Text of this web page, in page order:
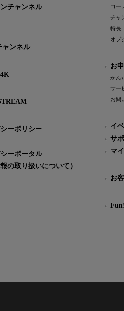
チャンネル
ャンネル
ーポリシー
ーポータル
報の取り扱いについて）
コー
チャ
特長
オプ
お
かん
サー
お問
イ
サ
マ
お